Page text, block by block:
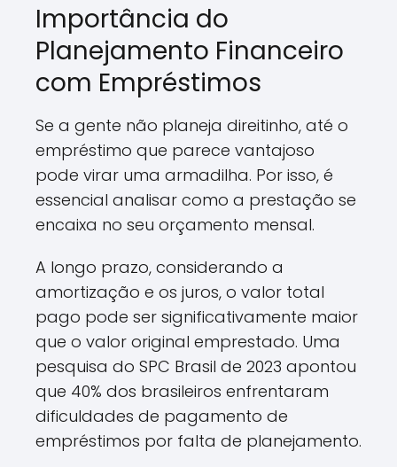
Importância do
Planejamento Financeiro
com Empréstimos
Se a gente não planeja direitinho, até o
empréstimo que parece vantajoso
pode virar uma armadilha. Por isso, é
essencial analisar como a prestação se
encaixa no seu orçamento mensal.
A longo prazo, considerando a
amortização e os juros, o valor total
pago pode ser significativamente maior
que o valor original emprestado. Uma
pesquisa do SPC Brasil de 2023 apontou
que 40% dos brasileiros enfrentaram
dificuldades de pagamento de
empréstimos por falta de planejamento.